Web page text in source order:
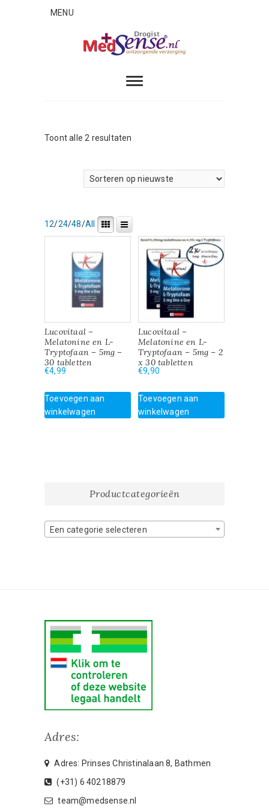
MENU
Toont alle 2 resultaten
12/24/48/All
Lucovitaal –
Melatonine en L-
Tryptofaan – 5mg –
30 tabletten
€4,99
Toevoegen aan
winkelwagen
Lucovitaal –
Melatonine en L-
Tryptofaan – 5mg – 2
x 30 tabletten
€9,90
Toevoegen aan
winkelwagen
Productcategorieën
Een categorie selecteren
Adres:
Adres: Prinses Christinalaan 8, Bathmen
(+31) 6 40218879
team@medsense.nl